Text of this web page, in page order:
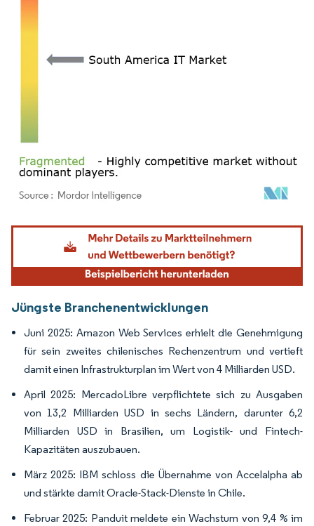
Bild © Mordor Intelligence. Wiederverwendung erfordert Namensnennung gemäß
Jüngste Branchenentwicklungen
Juni 2025: Amazon Web Services erhielt die Genehmigung
für sein zweites chilenisches Rechenzentrum und vertieft
damit einen Infrastrukturplan im Wert von 4 Milliarden USD.
April 2025: MercadoLibre verpflichtete sich zu Ausgaben
von 13,2 Milliarden USD in sechs Ländern, darunter 6,2
Milliarden USD in Brasilien, um Logistik- und Fintech-
Kapazitäten auszubauen.
März 2025: IBM schloss die Übernahme von Accelalpha ab
und stärkte damit Oracle-Stack-Dienste in Chile.
Februar 2025: Panduit meldete ein Wachstum von 9,4 % im